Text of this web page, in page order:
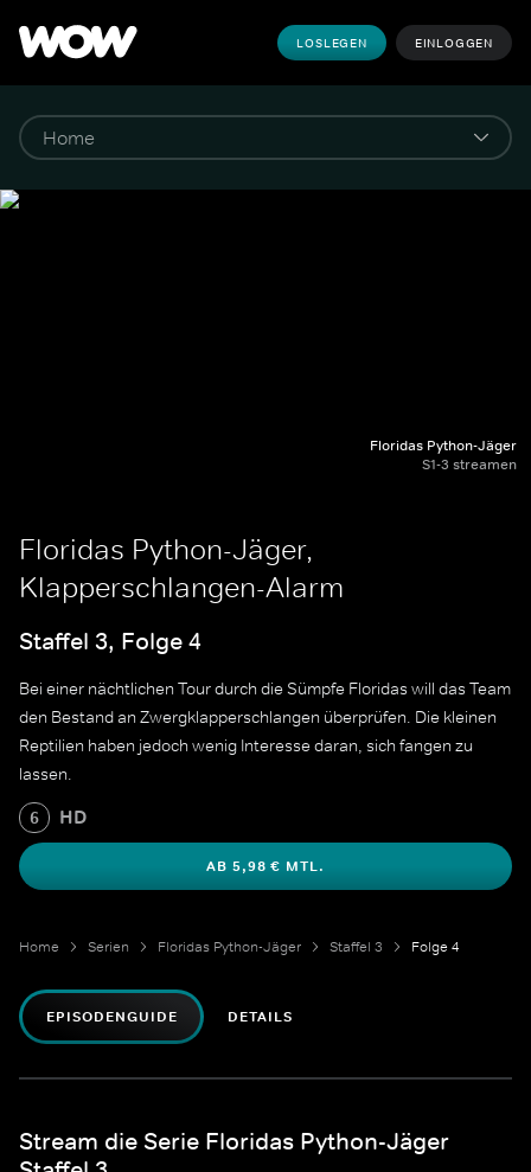
LOSLEGEN EINLOGGEN
Floridas Python-Jäger
S1-3 streamen
Floridas Python-Jäger,
Klapperschlangen-Alarm
Staffel 3, Folge 4
Bei einer nächtlichen Tour durch die Sümpfe Floridas will das Team
den Bestand an Zwergklapperschlangen überprüfen. Die kleinen
Reptilien haben jedoch wenig Interesse daran, sich fangen zu
lassen.
6 HD
AB 5,98 € MTL.
Home Serien Floridas Python-Jäger Staffel 3 Folge 4
EPISODENGUIDE DETAILS
Stream die Serie Floridas Python-Jäger